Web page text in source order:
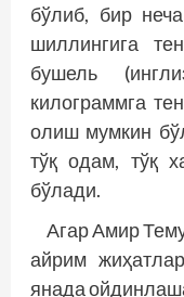
бўлиб, бир
шиллингига
бушель
килограммга
олиш мумкин
тўқ одам, тўқ
бўлади.
Агар Амир
айрим
янада